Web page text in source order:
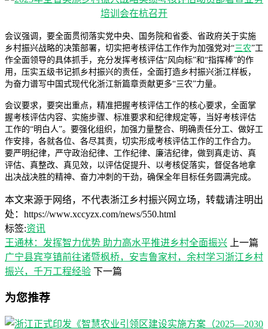
会议强调，要全面贯彻落实党中央、国务院和省委、省政府关于实施
乡村振兴战略的决策部署，切实把考核评估工作作为加强党对“三农”工
作全面领导的具体抓手，充分发挥考核评估“风向标”和“指挥棒”的作
用，压实五级书记抓乡村振兴的责任，全面打造乡村振兴浙江样板，
为奋力谱写中国式现代化浙江新篇章贡献更多“三农”力量。
会议要求，要突出重点，精准把握考核评估工作的核心要求，全面掌
握考核评估内容、实施步骤、标准要求和纪律规定等，当好考核评估
工作的“明白人”。要强化组织，加强力量整合、明确责任分工、做好工
作安排，各就各位、各尽其责，切实形成考核评估工作的工作合力。
要严明纪律，严守政治纪律、工作纪律、廉洁纪律，做到真走访、真
评估、真整改、真见效，以评估促提升、以考核促落实，督促各地拿
出决战决胜的精神、奋力冲刺的干劲，确保全年目标任务圆满完成。
本文来源于网络，不代表浙江乡村振兴网立场，转载请注明出
处：https://www.xccyzx.com/news/550.html
标签:资讯
王通林：发挥智力优势 助力高水平推进乡村全面振兴
上一篇
广宁县宾亨镇前往诸暨枫桥，安吉鲁家村，余村学习浙江乡村
振兴，千万工程经验 下一篇
为您推荐